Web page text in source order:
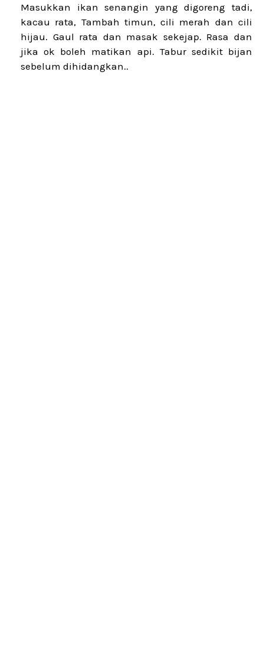
Masukkan ikan senangin yang digoreng tadi,
kacau rata, Tambah timun, cili merah dan cili
hijau. Gaul rata dan masak sekejap. Rasa dan
jika ok boleh matikan api. Tabur sedikit bijan
sebelum dihidangkan..